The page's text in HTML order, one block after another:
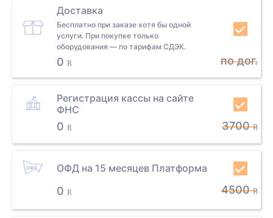
Доставка
Бесплатно при заказе хотя бы одной
услуги. При покупке только
оборудования — по тарифам СДЭК.
0 R по дог.
Регистрация кассы на сайте
ФНС
0 R 3700 R
ОФД на 15 месяцев Платформа
0 R 4500 R